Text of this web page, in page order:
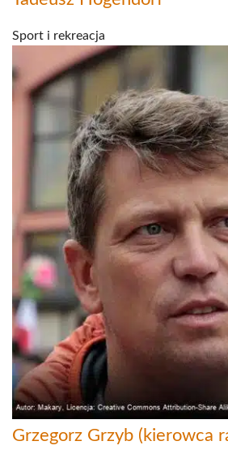
Sport i rekreacja
Grzegorz Grzyb (kierowca